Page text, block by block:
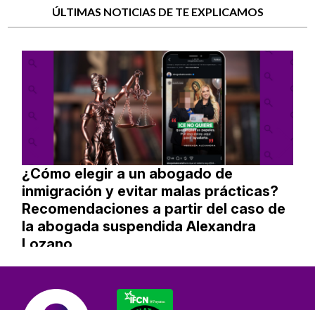
ÚLTIMAS NOTICIAS DE TE EXPLICAMOS
¿Cómo elegir a un abogado de
inmigración y evitar malas prácticas?
Recomendaciones a partir del caso de
la abogada suspendida Alexandra
Lozano